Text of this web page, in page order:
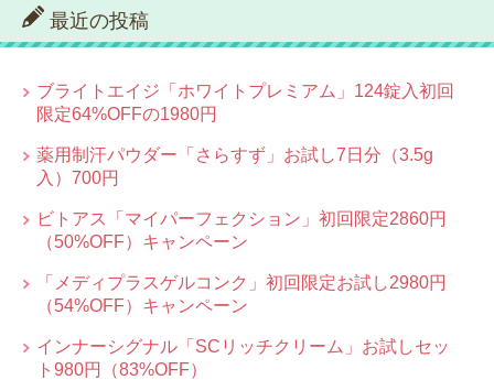
最近の投稿
ブライトエイジ「ホワイトプレミアム」124錠入初回
限定64%OFFの1980円
薬用制汗パウダー「さらすず」お試し7日分（3.5g
入）700円
ビトアス「マイパーフェクション」初回限定2860円
（50%OFF）キャンペーン
「メディプラスゲルコンク」初回限定お試し2980円
（54%OFF）キャンペーン
インナーシグナル「SCリッチクリーム」お試しセッ
ト980円（83%OFF）